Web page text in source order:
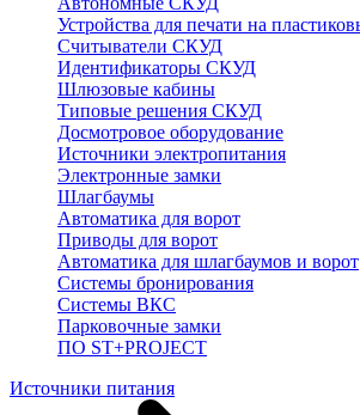
Устройства для печати на
Считыватели СКУД
Идентификаторы СКУД
Шлюзовые кабины
Типовые решения СКУД
Досмотровое оборудование
Источники электропитания
Электронные замки
Шлагбаумы
Автоматика для ворот
Приводы для ворот
Автоматика для шлагбаумов и ворот
Системы бронирования
Системы ВКС
Парковочные замки
ПО ST+PROJECT
Источники питания